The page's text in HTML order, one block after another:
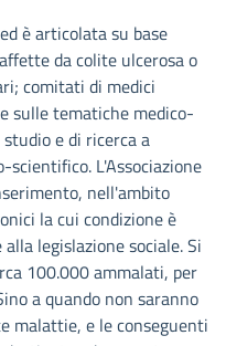
è articolata su base
da colite ulcerosa o
comitati di medici
sulle tematiche medico-
e di ricerca a
L'Associazione
nell'ambito
la cui condizione è
legislazione sociale. Si
100.000 ammalati, per
a quando non saranno
malattie, e le conseguenti